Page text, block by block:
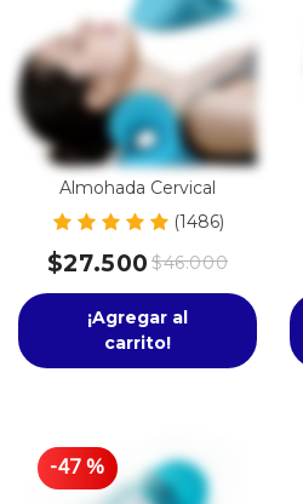
Almohada Cervical
(1486)
$27.500 $46.000
¡Agregar al
carrito!
-47%